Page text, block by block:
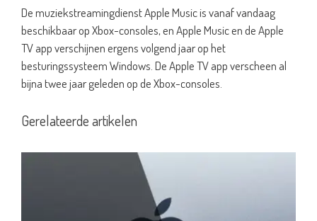
De muziekstreamingdienst Apple Music is vanaf vandaag
beschikbaar op Xbox-consoles, en Apple Music en de Apple
TV app verschijnen ergens volgend jaar op het
besturingssysteem Windows. De Apple TV app verscheen al
bijna twee jaar geleden op de Xbox-consoles.
Gerelateerde artikelen